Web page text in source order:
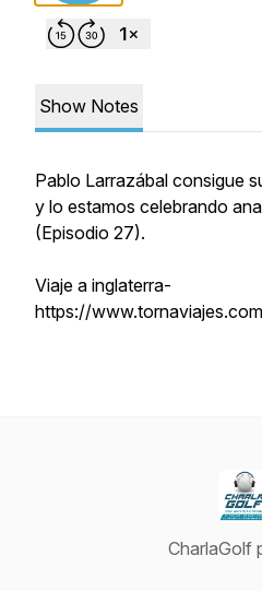
Show Notes
Pablo Larrazábal consigue
y lo estamos celebrando
(Episodio 27).
Viaje a inglaterra-
https://
CharlaGolf